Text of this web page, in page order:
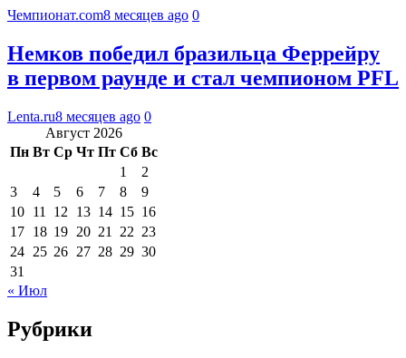
Чемпионат.com8 месяцев ago 0
Немков победил бразильца Феррейру
в первом раунде и стал чемпионом PFL
Lenta.ru8 месяцев ago 0
Август 2026
Пн Вт Ср Чт Пт Сб Вс
1
2
3
4 5 6 7 8
9
10 11 12 13 14 15 16
17 18 19 20 21 22 23
24 25 26 27 28 29 30
31
« Июл
Рубрики